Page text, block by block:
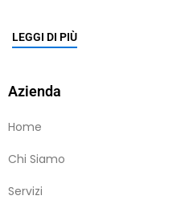
LEGGI DI PIÙ
Azienda
Home
Chi Siamo
Servizi